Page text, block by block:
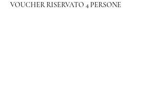
VOUCHER RISERVATO 4 PERSONE